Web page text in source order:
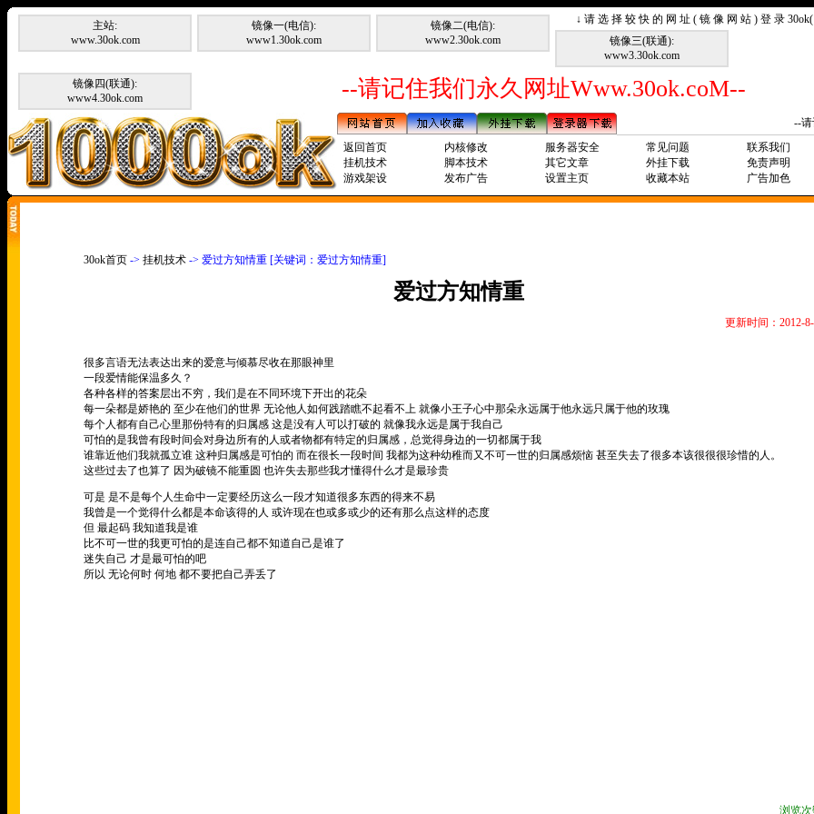
↓ 请 选 择 较 快 的 网 址 ( 镜 像 网 站 ) 登 录
主站:
www.30ok.com
镜像一(电信):
www1.30ok.com
镜像二(电信):
www2.30ok.com
镜像三(联通):
www3.30ok.com
镜像四(联通):
www4.30ok.com
--请记住我们永久网址Www.30ok.coM--
--请
返回首页
内核修改 服务器安全 常见问题
联系我们
挂机技术
脚本技术 其它文章 外挂下载
免责声明
游戏架设
发布广告 设置主页 收藏本站 广告加色
30ok首页 -> 挂机技术 -> 爱过方知情重 [关键词：爱过方知情重]
爱过方知情重
更新时间：2012-
很多言语无法表达出来的爱意与倾慕尽收在那眼神里
一段爱情能保温多久？
各种各样的答案层出不穷，我们是在不同环境下开出的花朵
每一朵都是娇艳的 至少在他们的世界 无论他人如何践踏瞧不起看不上 就像小王子心中那朵永远属于他永远只属于他的玫瑰
每个人都有自己心里那份特有的归属感 这是没有人可以打破的 就像我永远是属于我自己
可怕的是我曾有段时间会对身边所有的人或者物都有特定的归属感，总觉得身边的一切都属于我
谁靠近他们我就孤立谁 这种归属感是可怕的 而在很长一段时间 我都为这种幼稚而又不可一世的归属感烦恼 甚至失去了很多本该很很很珍惜的人。
这些过去了也算了 因为破镜不能重圆 也许失去那些我才懂得什么才是最珍贵
可是 是不是每个人生命中一定要经历这么一段才知道很多东西的得来不易
我曾是一个觉得什么都是本命该得的人 或许现在也或多或少的还有那么点这样的态度
但 最起码 我知道我是谁
比不可一世的我更可怕的是连自己都不知道自己是谁了
迷失自己 才是最可怕的吧
所以 无论何时 何地 都不要把自己弄丢了
浏览